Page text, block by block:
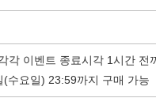
각 이벤트 종료시각 1시간 전
(수요일) 23:59까지 구매 가능